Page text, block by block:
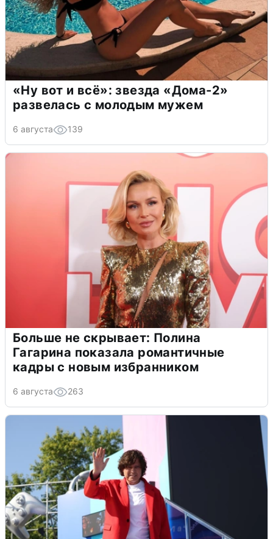
«Ну вот и всё»: звезда «Дома-2»
развелась с молодым мужем
6 августа 139
Больше не скрывает: Полина
Гагарина показала романтичные
кадры с новым избранником
6 августа 263